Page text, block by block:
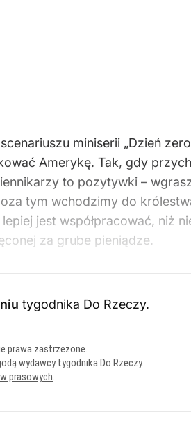
miniserii „Dzień
Amerykę. Tak, gdy
to pozytywki –
tym wchodzimy do
jest współpracować, niż
za grube pieniądze.
tygodnika Do Rzeczy.
prawa zastrzeżone.
wydawcy tygodnika Do Rzeczy.
prasowych.